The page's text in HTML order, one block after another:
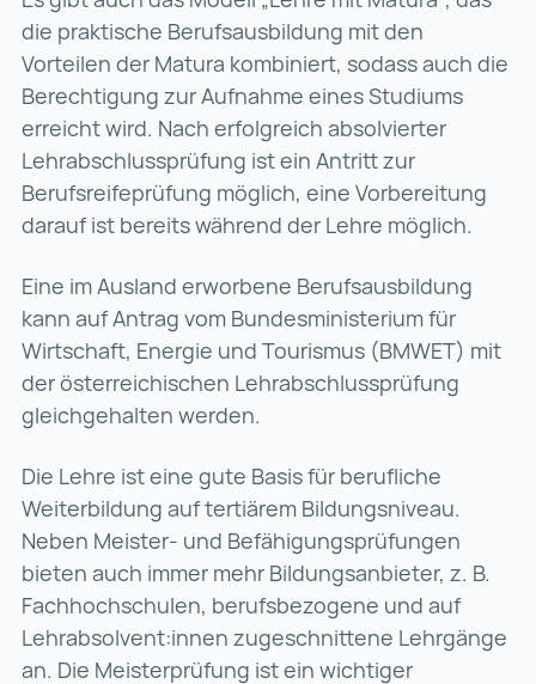
die praktische Berufsausbildung mit den
Vorteilen der Matura kombiniert, sodass auch die
Berechtigung zur Aufnahme eines Studiums
erreicht wird. Nach erfolgreich absolvierter
Lehrabschluss­prüfung ist ein Antritt zur
Berufsreifeprüfung möglich, eine Vorbereitung
darauf ist bereits während der Lehre möglich.
Eine im Ausland erworbene Berufsausbildung
kann auf Antrag vom Bundesministerium für
Wirtschaft, Energie und Tourismus (BMWET) mit
der österreichischen Lehrabschlussprüfung
gleichgehalten werden.
Die Lehre ist eine gute Basis für berufliche
Weiterbildung auf tertiärem Bildungsniveau.
Neben Meister- und Befähigungsprüfungen
bieten auch immer mehr Bildungsanbieter, z. B.
Fachhochschulen, berufsbezogene und auf
Lehrabsolvent:innen zugeschnittene Lehrgänge
an. Die Meisterprüfung ist ein wichtiger